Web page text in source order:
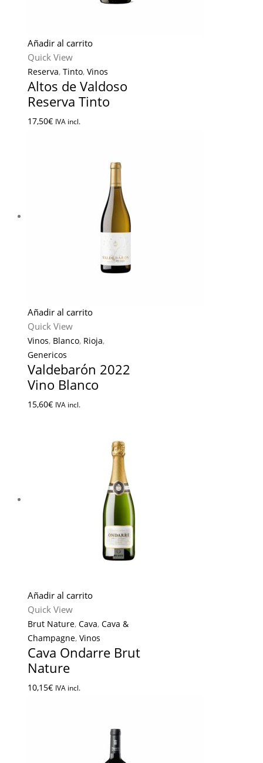
Añadir al carrito
Quick View
Reserva, Tinto, Vinos
Altos de Valdoso
Reserva Tinto
17,50€ IVA incl.
Añadir al carrito
Quick View
Vinos, Blanco, Rioja,
Genericos
Valdebarón 2022
Vino Blanco
15,60€ IVA incl.
Añadir al carrito
Quick View
Brut Nature, Cava, Cava &
Champagne, Vinos
Cava Ondarre Brut
Nature
10,15€ IVA incl.